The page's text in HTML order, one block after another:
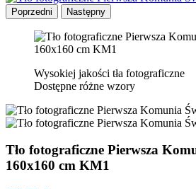
Poprzedni Następny
Wysokiej jakości tła fotograficzne
Dostępne różne wzory
Tło fotograficzne Pierwsza
160x160 cm KM1